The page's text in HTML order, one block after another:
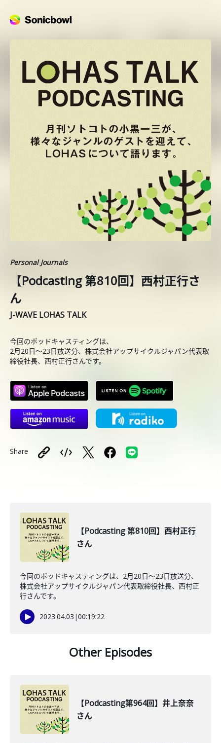
Personal Journals
【Podcasting 第810回】西村正行さ
ん
J-WAVE LOHAS TALK
今回のポッドキャスティングは、
2月20日〜23日放送分、株式会社アップサイクルジャパン代表取
締役社長、西村正行さんです。
Share
【Podcasting 第810回】西村正行
さん
今回のポッドキャスティングは、2月20日〜23日放送分、
株式会社アップサイクルジャパン代表取締役社長、西村正
行さんです。
2023.04.03 |00:19:22
Other Episodes
【Podcasting第964回】井上奈奈
さん